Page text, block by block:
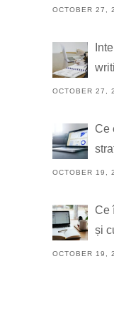
OCTOBER 27,
OCTOBER 27,
Ce
OCTOBER 19,
Ce
și
OCTOBER 19,